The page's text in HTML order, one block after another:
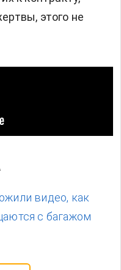
этого не
видео, как
с багажом